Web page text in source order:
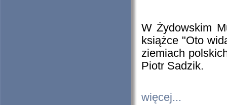
W Żydowskim
książce "Oto
ziemiach
Piotr Sadzik.
więcej...